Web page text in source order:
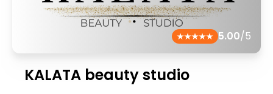
5.00/5
KALATA beauty studio